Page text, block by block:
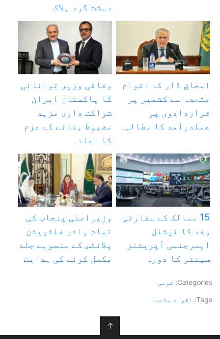
دہشت گرد ہلاک
اسحاق ڈار کا اقوام
متحدہ سے کشمیر پر
قراردادوں پر
عملدرآمد کا مطالبہ
وفاقی وزیر توانائی
کا پاکستان ایران
شراکت داری مزید
مضبوط بنانے کے عزم
کا اعادہ
15 ممالک کے سفارتی
وفد کا نیشنل
ایمرجنسی آپریشنز
سینٹر کا دورہ
وزیراعلیٰ پنجاب کی
تمام واٹر فلٹریشن
پلانٹس کے منصوبے جلد
مکمل کرنے کی ہدایت
Categories: قومی
Tags: اقوام متحدہ
↑